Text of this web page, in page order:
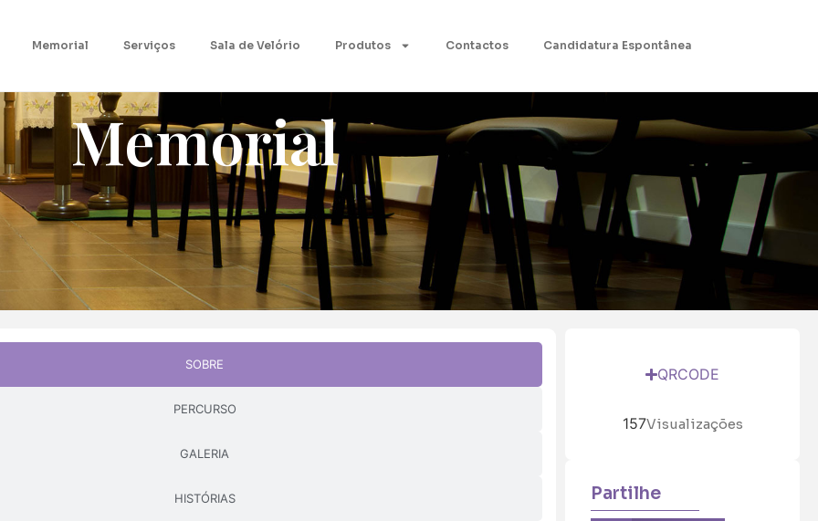
Memorial Serviços Sala de Velório Produtos Contactos Candidatura Espontânea
Memorial
SOBRE
PERCURSO
GALERIA
HISTÓRIAS
QRCODE
157Visualizações
Partilhe
Pague já com PayPal